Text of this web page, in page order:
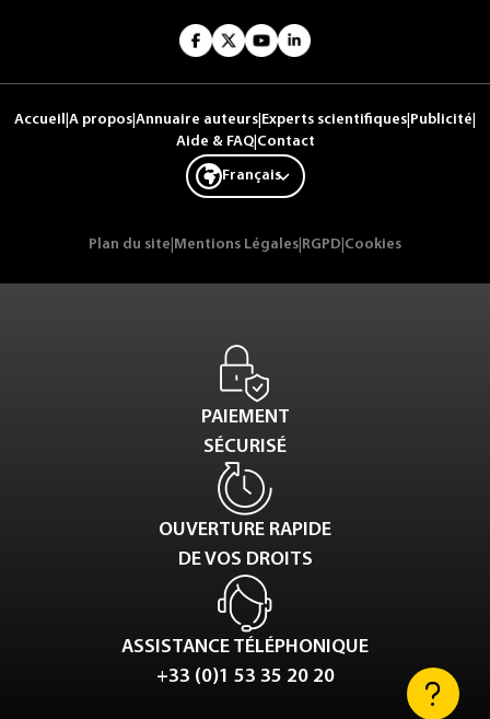
Accueil A propos Annuaire auteurs Experts scientifiques Publicité
Aide & FAQ| Contact
Français
Plan du site Mentions Légales RGPD Cookies
PAIEMENT
SÉCURISÉ
OUVERTURE RAPIDE
DE VOS DROITS
ASSISTANCE TÉLÉPHONIQUE
+33 (0)1 53 35 20 20